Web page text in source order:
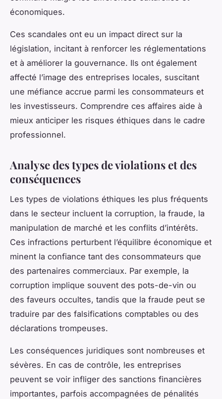
économiques.
Ces scandales ont eu un impact direct sur la
législation, incitant à renforcer les réglementations
et à améliorer la gouvernance. Ils ont également
affecté l’image des entreprises locales, suscitant
une méfiance accrue parmi les consommateurs et
les investisseurs. Comprendre ces affaires aide à
mieux anticiper les risques éthiques dans le cadre
professionnel.
Analyse des types de violations et des
conséquences
Les types de violations éthiques les plus fréquents
dans le secteur incluent la corruption, la fraude, la
manipulation de marché et les conflits d’intérêts.
Ces infractions perturbent l’équilibre économique et
minent la confiance tant des consommateurs que
des partenaires commerciaux. Par exemple, la
corruption implique souvent des pots-de-vin ou
des faveurs occultes, tandis que la fraude peut se
traduire par des falsifications comptables ou des
déclarations trompeuses.
Les conséquences juridiques sont nombreuses et
sévères. En cas de contrôle, les entreprises
peuvent se voir infliger des sanctions financières
importantes, parfois accompagnées de pénalités